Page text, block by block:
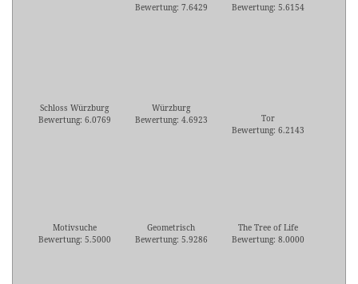
Bewertung: 7.6429
Bewertung: 5.6154
Schloss Würzburg
Bewertung: 6.0769
Würzburg
Bewertung: 4.6923
Tor
Bewertung: 6.2143
Motivsuche
Bewertung: 5.5000
Geometrisch
Bewertung: 5.9286
The Tree of Life
Bewertung: 8.0000